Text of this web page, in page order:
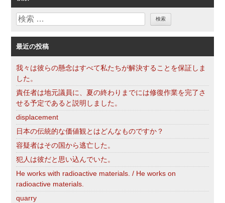
リ
ー
検
最近の投稿
我々は彼らの懸念はすべて私たちが解決することを保証しま
した。
責任者は地元議員に、夏の終わりまでには修復作業を完了さ
せる予定であると説明しました。
displacement
日本の伝統的な価値観とはどんなものですか？
容疑者はその国から逃亡した。
犯人は彼だと思い込んでいた。
He works with radioactive materials. / He works on
radioactive materials.
quarry